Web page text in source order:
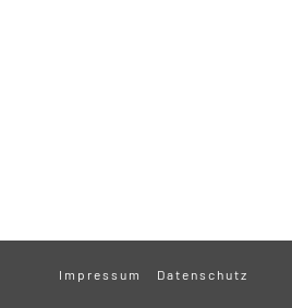
Impressum Datenschutz